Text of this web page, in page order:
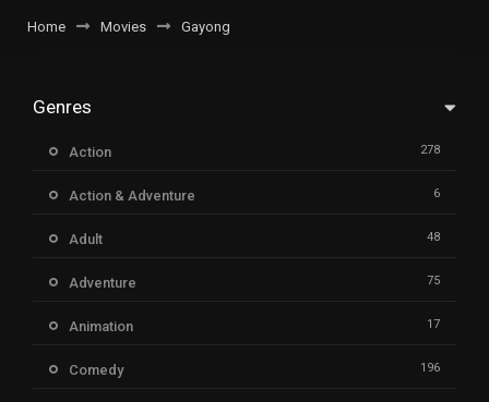
Home Movies Gayong
Genres
Action 278
Action & Adventure 6
Adult 48
Adventure 75
Animation 17
Comedy 196